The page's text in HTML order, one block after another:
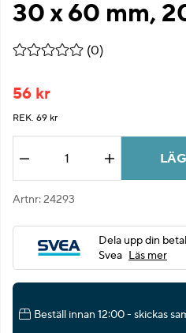
30 x 60 mm,
Medelbetyg 0 av 5 Antal betyg
(0)
56 kr
REK. 69 kr
Artnr:24293
Dela upp din
Svea Läs mer
Beställ innan 12:00 - skickas